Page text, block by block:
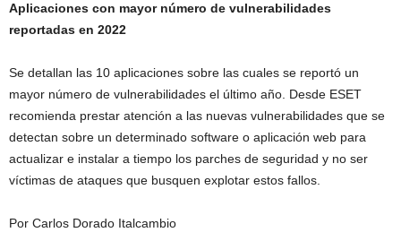
Aplicaciones con mayor número de vulnerabilidades
reportadas en 2022
Se detallan las 10 aplicaciones sobre las cuales se reportó un
mayor número de vulnerabilidades el último año. Desde ESET
recomienda prestar atención a las nuevas vulnerabilidades que se
detectan sobre un determinado software o aplicación web para
actualizar e instalar a tiempo los parches de seguridad y no ser
víctimas de ataques que busquen explotar estos fallos.
Por Carlos Dorado Italcambio